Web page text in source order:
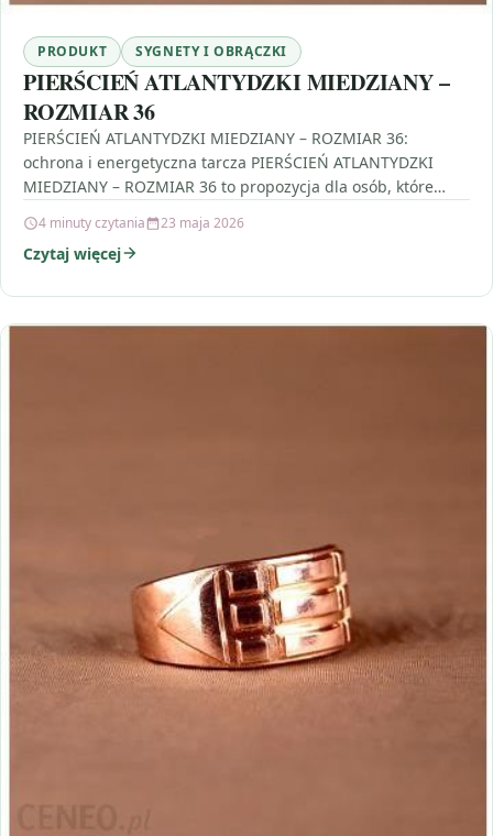
PRODUKT SYGNETY I OBRĄCZKI
PIERŚCIEŃ ATLANTYDZKI MIEDZIANY –
ROZMIAR 36
PIERŚCIEŃ ATLANTYDZKI MIEDZIANY – ROZMIAR 36:
ochrona i energetyczna tarcza PIERŚCIEŃ ATLANTYDZKI
MIEDZIANY – ROZMIAR 36 to propozycja dla osób, które
4 minuty czytania 23 maja 2026
Czytaj więcej